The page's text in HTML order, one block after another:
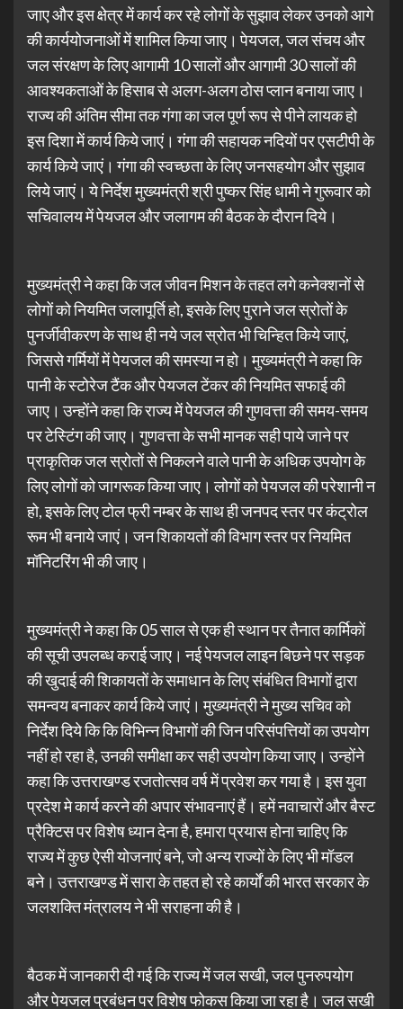
जाए और इस क्षेत्र में कार्य कर रहे लोगों के सुझाव लेकर उनको आगे
की कार्ययोजनाओं में शामिल किया जाए। पेयजल, जल संचय और
जल संरक्षण के लिए आगामी 10 सालों और आगामी 30 सालों की
आवश्यकताओं के हिसाब से अलग-अलग ठोस प्लान बनाया जाए।
राज्य की अंतिम सीमा तक गंगा का जल पूर्ण रूप से पीने लायक हो
इस दिशा में कार्य किये जाएं। गंगा की सहायक नदियों पर एसटीपी के
कार्य किये जाएं। गंगा की स्वच्छता के लिए जनसहयोग और सुझाव
लिये जाएं। ये निर्देश मुख्यमंत्री श्री पुष्कर सिंह धामी ने गुरूवार को
सचिवालय में पेयजल और जलागम की बैठक के दौरान दिये।
मुख्यमंत्री ने कहा कि जल जीवन मिशन के तहत लगे कनेक्शनों से
लोगों को नियमित जलापूर्ति हो, इसके लिए पुराने जल स्रोतों के
पुनर्जीवीकरण के साथ ही नये जल स्रोत भी चिन्हित किये जाएं,
जिससे गर्मियों में पेयजल की समस्या न हो। मुख्यमंत्री ने कहा कि
पानी के स्टोरेज टैंक और पेयजल टेंकर की नियमित सफाई की
जाए। उन्होंने कहा कि राज्य में पेयजल की गुणवत्ता की समय-समय
पर टेस्टिंग की जाए। गुणवत्ता के सभी मानक सही पाये जाने पर
प्राकृतिक जल स्रोतों से निकलने वाले पानी के अधिक उपयोग के
लिए लोगों को जागरूक किया जाए। लोगों को पेयजल की परेशानी न
हो, इसके लिए टोल फ्री नम्बर के साथ ही जनपद स्तर पर कंट्रोल
रूम भी बनाये जाएं। जन शिकायतों की विभाग स्तर पर नियमित
मॉनिटरिंग भी की जाए।
मुख्यमंत्री ने कहा कि 05 साल से एक ही स्थान पर तैनात कार्मिकों
की सूची उपलब्ध कराई जाए। नई पेयजल लाइन बिछने पर सड़क
की खुदाई की शिकायतों के समाधान के लिए संबंधित विभागों द्वारा
समन्वय बनाकर कार्य किये जाएं। मुख्यमंत्री ने मुख्य सचिव को
निर्देश दिये कि कि विभिन्न विभागों की जिन परिसंपत्तियों का उपयोग
नहीं हो रहा है, उनकी समीक्षा कर सही उपयोग किया जाए। उन्होंने
कहा कि उत्तराखण्ड रजतोत्सव वर्ष में प्रवेश कर गया है। इस युवा
प्रदेश मे कार्य करने की अपार संभावनाएं हैं। हमें नवाचारों और बैस्ट
प्रैक्टिस पर विशेष ध्यान देना है, हमारा प्रयास होना चाहिए कि
राज्य में कुछ ऐसी योजनाएं बने, जो अन्य राज्यों के लिए भी मॉडल
बने। उत्तराखण्ड में सारा के तहत हो रहे कार्यों की भारत सरकार के
जलशक्ति मंत्रालय ने भी सराहना की है।
बैठक में जानकारी दी गई कि राज्य में जल सखी, जल पुनरुपयोग
और पेयजल प्रबंधन पर विशेष फोकस किया जा रहा है। जल सखी